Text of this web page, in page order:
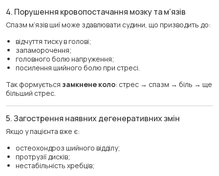
4. Порушення кровопостачання мозку та м’язів
Спазм м’язів шиї може здавлювати судини, що призводить до:
відчуття тиску в голові;
запаморочення;
головного болю напруження;
посилення шийного болю при стресі.
Так формується замкнене коло: стрес → спазм → біль → ще
більший стрес.
5. Загострення наявних дегенеративних змін
Якщо у пацієнта вже є:
остеохондроз шийного відділу;
протрузії дисків;
нестабільність хребців;